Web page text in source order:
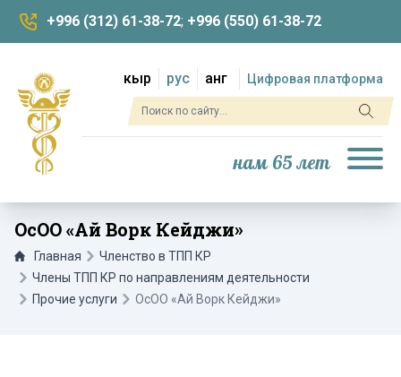
+996 (312) 61-38-72; +996 (550) 61-38-72
кыр рус анг Цифровая платформа
нам 65 лет
ОсОО «Ай Ворк Кейджи»
Главная
Членство в ТПП КР
Члены ТПП КР по направлениям деятельности
Прочие услуги
ОсОО «Ай Ворк Кейджи»